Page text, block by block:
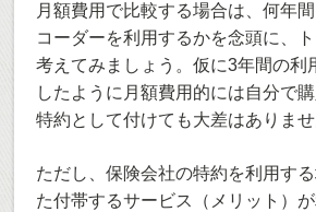
月額費用で比較する場合は、何年
コーダーを利用するかを念頭に、
考えてみましょう。仮に3年間の利
したように月額費用的には自分で
特約として付けても大差はありませ
ただし、保険会社の特約を利用す
た付帯するサービス（メリット）が